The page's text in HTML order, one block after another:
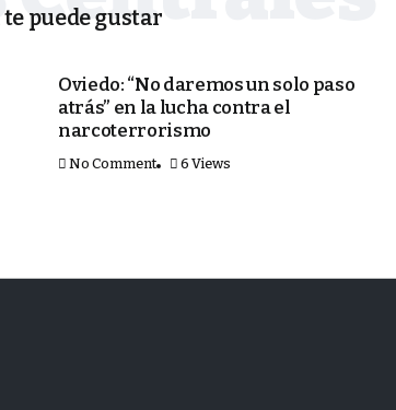
puede gustar
Oviedo: “No daremos un solo paso
atrás” en la lucha contra el
narcoterrorismo
No Comment 6 Views